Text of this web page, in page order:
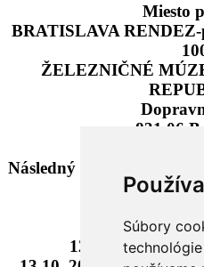
Súbory
Miesto
BRATISLAVA
ŽELEZNIČNÉ
831 06
Následný predaj na
podľa
Začiatok
12.10. 2024 od